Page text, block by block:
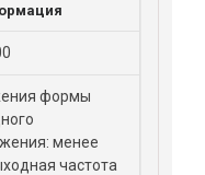
формы
менее
частота